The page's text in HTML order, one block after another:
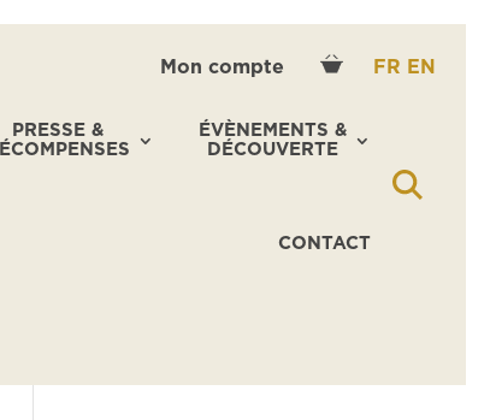
Mon compte FR EN
PRESSE &
ÉVÈNEMENTS &
DÉCOUVERTE
CONTACT